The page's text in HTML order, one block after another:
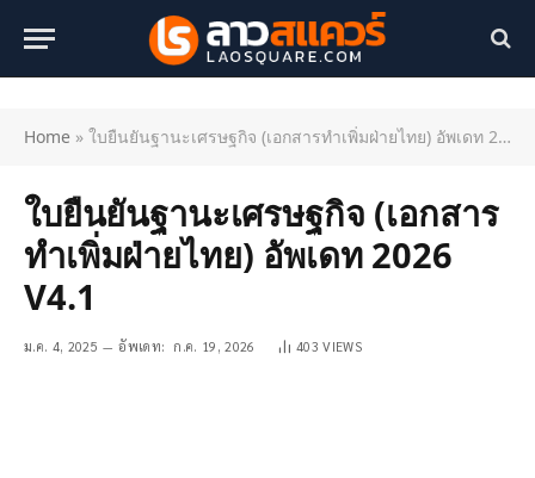
Home » ใบยืนยันฐานะเศรษฐกิจ (เอกสารทำเพิ่มฝ่ายไทย) อัพเดท 2026 V4.1
ใบยืนยันฐานะเศรษฐกิจ (เอกสาร
ทำเพิ่มฝ่ายไทย) อัพเดท 2026
V4.1
ม.ค. 4, 2025 อัพเดท: ก.ค. 19, 2026 403VIEWS